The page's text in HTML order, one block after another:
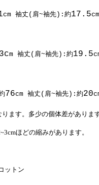
cm 袖丈(肩~袖先):約17.5cm
m 袖丈(肩~袖先):約19.5
76cm 袖丈(肩~袖先):約20
ます。多少の個体差がありま
ほどの縮みがあります。
ットン